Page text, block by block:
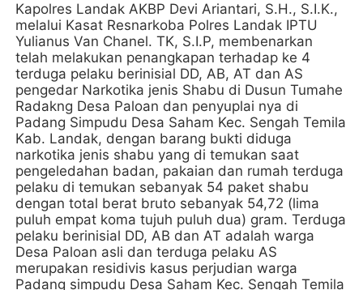
Kapolres Landak AKBP Devi Ariantari, S.H., S.I.K.,
melalui Kasat Resnarkoba Polres Landak IPTU
Yulianus Van Chanel. TK, S.I.P, membenarkan
telah melakukan penangkapan terhadap ke 4
terduga pelaku berinisial DD, AB, AT dan AS
pengedar Narkotika jenis Shabu di Dusun Tumahe
Radakng Desa Paloan dan penyuplai nya di
Padang Simpudu Desa Saham Kec. Sengah Temila
Kab. Landak, dengan barang bukti diduga
narkotika jenis shabu yang di temukan saat
pengeledahan badan, pakaian dan rumah terduga
pelaku di temukan sebanyak 54 paket shabu
dengan total berat bruto sebanyak 54,72 (lima
puluh empat koma tujuh puluh dua) gram. Terduga
pelaku berinisial DD, AB dan AT adalah warga
Desa Paloan asli dan terduga pelaku AS
merupakan residivis kasus perjudian warga
Padang simpudu Desa Saham Kec. Sengah Temila